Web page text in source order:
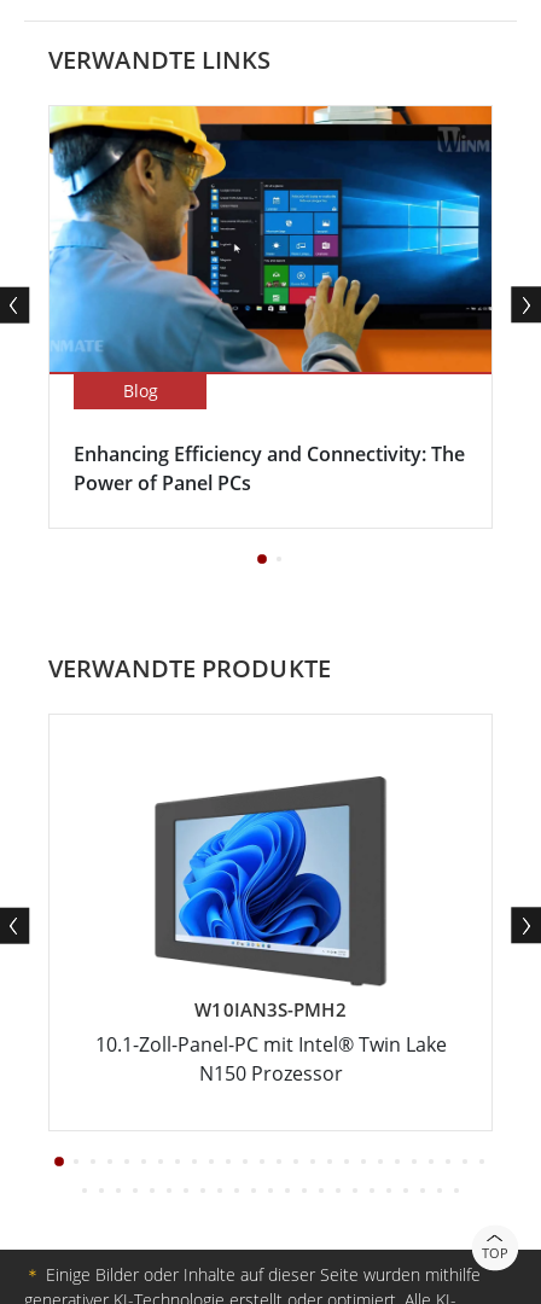
VERWANDTE LINKS
Blog
Enhancing Efficiency and Connectivity: The
Power of Panel PCs
VERWANDTE PRODUKTE
W10IAN3S-PMH2
10.1-Zoll-Panel-PC mit Intel® Twin Lake
N150 Prozessor
TOP
＊ Einige Bilder oder Inhalte auf dieser Seite wurden mithilfe